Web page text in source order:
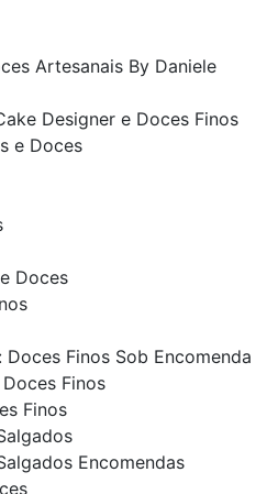
Artesanais By Daniele
Designer e Doces Finos
e Doces
Doces
Doces Finos Sob Encomenda
Finos
Finos
Encomendas